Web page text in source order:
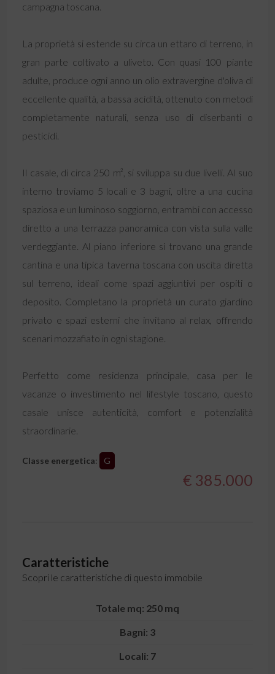
campagna toscana.
La proprietà si estende su circa un ettaro di terreno, in
gran parte coltivato a uliveto. Con quasi 100 piante
adulte, produce ogni anno un olio extravergine d'oliva di
eccellente qualità, a bassa acidità, ottenuto con metodi
completamente naturali, senza uso di diserbanti o
pesticidi.
Il casale, di circa 250 m², si sviluppa su due livelli. Al suo
interno troviamo 5 locali e 3 bagni, oltre a una cucina
spaziosa e un luminoso soggiorno, entrambi con accesso
diretto a una terrazza panoramica con vista sulla valle
verdeggiante. Al piano inferiore si trovano una grande
cantina e una tipica taverna toscana con uscita diretta
sul terreno, ideali come spazi aggiuntivi per ospiti o
deposito. Completano la proprietà un curato giardino
privato e spazi esterni che invitano al relax, offrendo
scenari mozzafiato in ogni stagione.
Perfetto come residenza principale, casa per le
vacanze o investimento nel lifestyle toscano, questo
casale unisce autenticità, comfort e potenzialità
straordinarie.
Classe energetica: G
€ 385.000
Caratteristiche
Scopri le caratteristiche di questo immobile
Totale mq: 250 mq
Bagni: 3
Locali: 7